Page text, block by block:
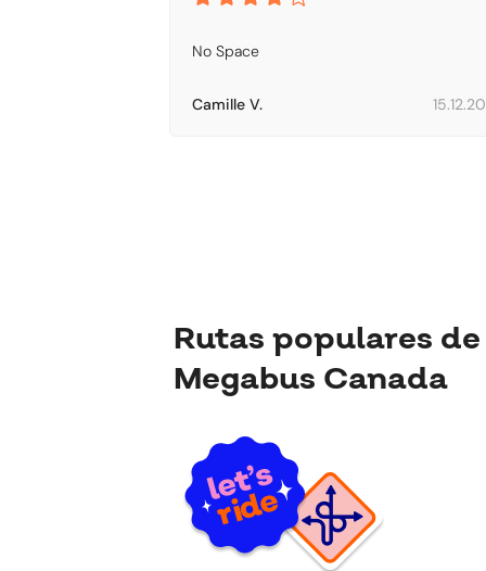
No Space
Camille V.
Rutas populares de
Megabus Canada